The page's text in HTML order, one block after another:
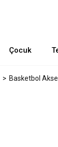
Çocuk
Basketbol